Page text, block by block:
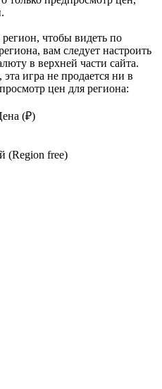
чтобы видеть по
вам следует настроить
в верхней части сайта.
игра не продается ни в
цен для региона:
ена (₽)
(Region free)